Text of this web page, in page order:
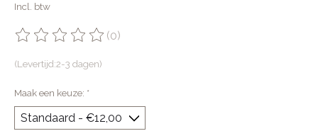
Incl. btw
De beoordeling van dit product is
(0)
(Levertijd:2-3 dagen)
Maak een keuze: *